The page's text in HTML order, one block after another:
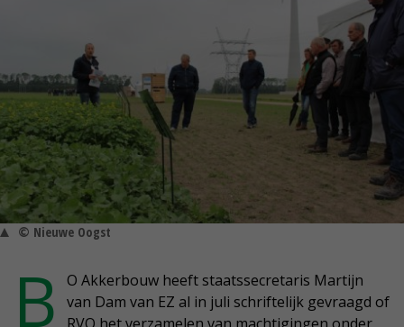
© Nieuwe Oogst
B
O Akkerbouw heeft staatssecretaris Martijn
van Dam van EZ al in juli schriftelijk gevraagd of